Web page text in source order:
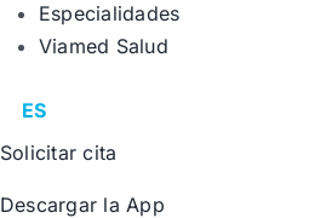
Especialidades
Viamed Salud
ES
Solicitar cita
Descargar la App